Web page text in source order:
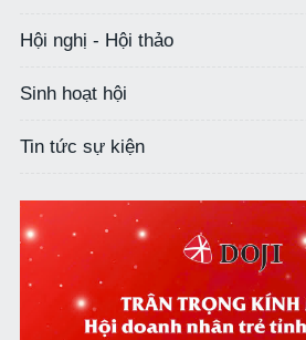
Hội nghị - Hội thảo
Sinh hoạt hội
Tin tức sự kiện